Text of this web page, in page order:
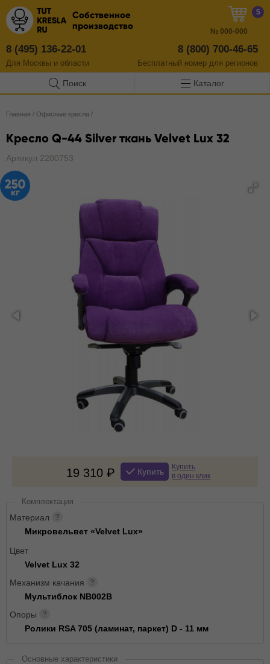
Собственное
производство
8 (495) 136-22-01
Для Москвы и области
8 (800) 700-46-65
Бесплатный номер для регионов
5
№ 000-000
Поиск Каталог
Главная / Офисные кресла /
Кресло Q-44 Silver ткань Velvet Lux 32
Артикул 2200753
19 310 Купить
Купить
в один клик
Комплектация
Материал
Микровельвет «Velvet Lux»
Цвет
Velvet Lux 32
Механизм качания
Мультиблок NB002B
Опоры
Ролики RSA 705 (ламинат, паркет) D - 11 мм
Основные характеристики